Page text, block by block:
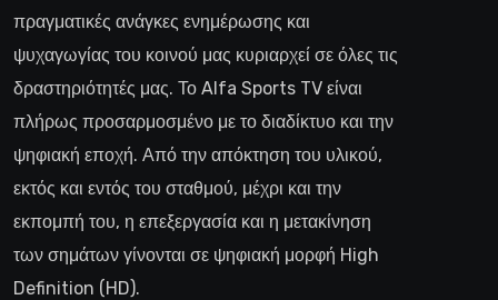
πραγματικές ανάγκες ενημέρωσης και
ψυχαγωγίας του κοινού μας κυριαρχεί σε όλες τις
δραστηριότητές μας. Το Alfa Sports TV είναι
πλήρως προσαρμοσμένο με το διαδίκτυο και την
ψηφιακή εποχή. Από την απόκτηση του υλικού,
εκτός και εντός του σταθμού, μέχρι και την
εκπομπή του, η επεξεργασία και η μετακίνηση
των σημάτων γίνονται σε ψηφιακή μορφή High
Definition (HD).